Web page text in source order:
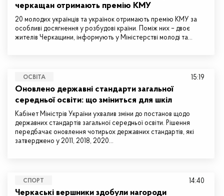
черкащан отримають премію КМУ
20 молодих українців та українок отримають премію КМУ за
особливі досягнення у розбудові країни. Поміж них – двоє
жителів Черкащини, інформують у Міністерстві молоді та…
ОСВІТА
Оновлено державні стандарти загальної
середньої освіти: що зміниться для шкіл
Кабінет Міністрів України ухвалив зміни до постанов щодо
державних стандартів загальної середньої освіти. Рішення
передбачає оновлення чотирьох державних стандартів, які
затверджено у 2011, 2018, 2020…
15:19
СПОРТ
Черкаські вершники здобули нагороди
14:40